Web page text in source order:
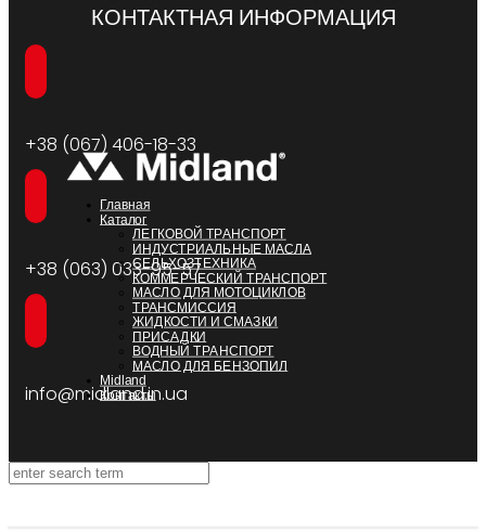
КОНТАКТНАЯ ИНФОРМАЦИЯ
+38 (067) 406-18-33
+38 (063) 033-95-57
info@midland.in.ua
Главная
Каталог
ЛЕГКОВОЙ ТРАНСПОРТ
ИНДУСТРИАЛЬНЫЕ МАСЛА
СЕЛЬХОЗТЕХНИКА
КОММЕРЧЕСКИЙ ТРАНСПОРТ
МАСЛО ДЛЯ МОТОЦИКЛОВ
ТРАНСМИССИЯ
ЖИДКОСТИ И СМАЗКИ
ПРИСАДКИ
ВОДНЫЙ ТРАНСПОРТ
МАСЛО ДЛЯ БЕНЗОПИЛ
Midland
Контакты